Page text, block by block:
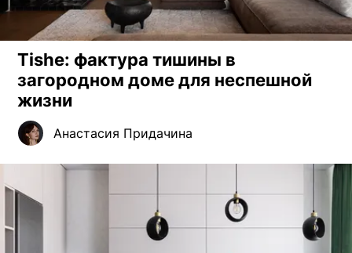
Tishe: фактура тишины в
загородном доме для неспешной
жизни
Анастасия Придачина